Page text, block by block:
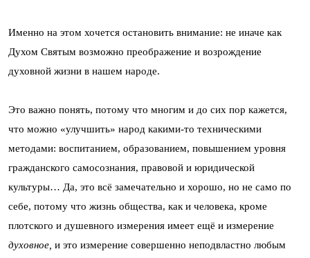
Именно на этом хочется остановить внимание: не иначе как
Духом Святым возможно преображение и возрождение
духовной жизни в нашем народе.
Это важно понять, потому что многим и до сих пор кажется,
что можно «улучшить» народ какими-то техническими
методами: воспитанием, образованием, повышением уровня
гражданского самосознания, правовой и юридической
культуры… Да, это всё замечательно и хорошо, но не само по
себе, потому что жизнь общества, как и человека, кроме
плотского и душевного измерения имеет ещё и измерение
духовное, и это измерение совершенно неподвластно любым